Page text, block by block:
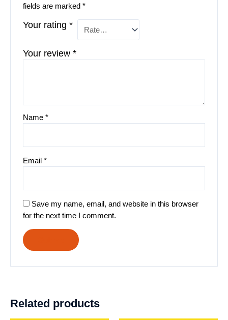
fields are marked*
Your rating*
Your review*
Name*
Email*
Save my name, email, and website in this browser
for the next time I comment.
Related products